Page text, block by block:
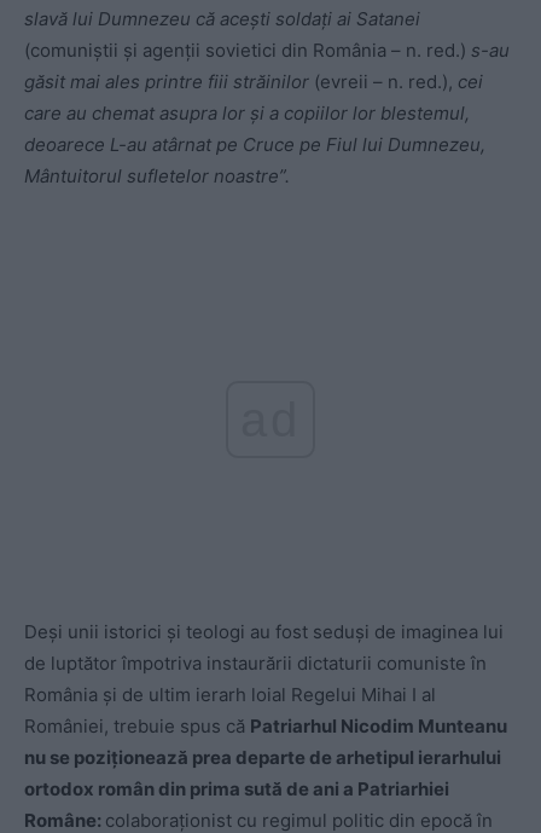
slavă lui Dumnezeu că acești soldați ai Satanei
(comuniștii și agenții sovietici din România – n. red.) s-au
găsit mai ales printre fiii străinilor (evreii – n. red.), cei
care au chemat asupra lor și a copiilor lor blestemul,
deoarece L-au atârnat pe Cruce pe Fiul lui Dumnezeu,
Mântuitorul sufletelor noastre”.
Deși unii istorici și teologi au fost seduși de imaginea lui
de luptător împotriva instaurării dictaturii comuniste în
România și de ultim ierarh loial Regelui Mihai I al
României, trebuie spus că Patriarhul Nicodim Munteanu
nu se poziționează prea departe de arhetipul ierarhului
ortodox român din prima sută de ani a Patriarhiei
Române: colaboraționist cu regimul politic din epocă în